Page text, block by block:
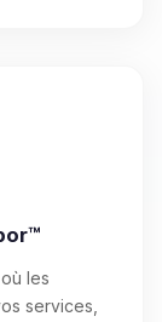
, où les
services,